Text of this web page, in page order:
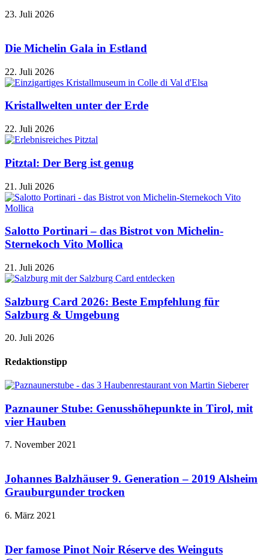
23. Juli 2026
Die Michelin Gala in Estland
22. Juli 2026
Kristallwelten unter der Erde
22. Juli 2026
Pitztal: Der Berg ist genug
21. Juli 2026
Salotto Portinari – das Bistrot von Michelin-
Sternekoch Vito Mollica
21. Juli 2026
Salzburg Card 2026: Beste Empfehlung für
Salzburg & Umgebung
20. Juli 2026
Redaktionstipp
Paznauner Stube: Genusshöhepunkte in Tirol, mit
vier Hauben
7. November 2021
Johannes Balzhäuser 9. Generation – 2019 Alsheim
Grauburgunder trocken
6. März 2021
Der famose Pinot Noir Réserve des Weinguts